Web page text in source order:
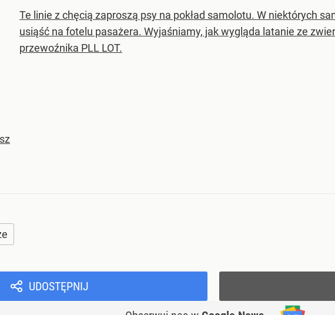
Te linie z chęcią zaproszą psy na pokład samolotu. W niektórych
usiąść na fotelu pasażera. Wyjaśniamy, jak wygląda latanie ze
przewoźnika PLL LOT.
UDOSTĘPNIJ